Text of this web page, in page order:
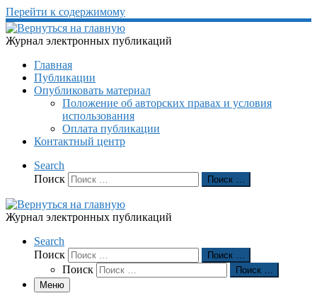
Перейти к содержимому
Журнал электронных публикаций
Главная
Публикации
Опубликовать материал
Положение об авторских правах и условия
использования
Оплата публикации
Контактный центр
Search
Поиск
Поиск …
Журнал электронных публикаций
Search
Поиск
Поиск …
Поиск
Поиск …
Меню